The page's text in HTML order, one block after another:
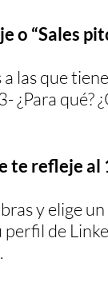
o “Sales
las que
¿Para
te refleje
y elige
de